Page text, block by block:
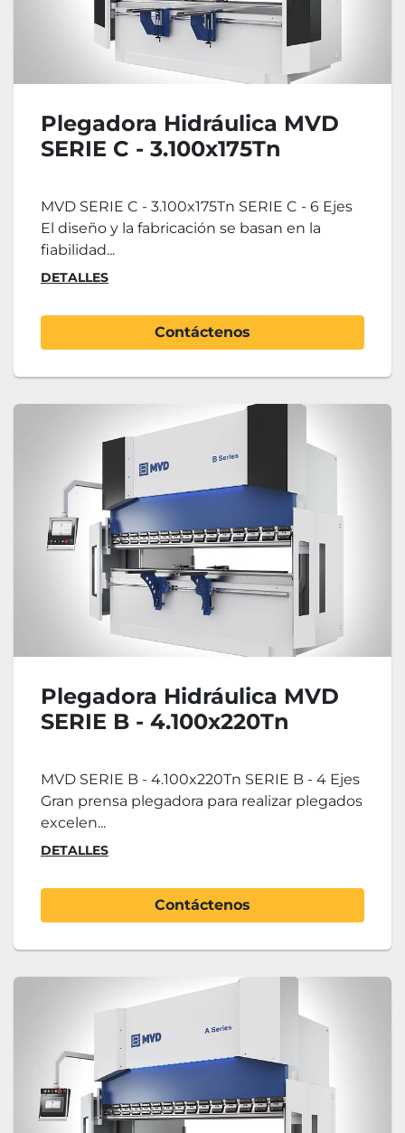
Plegadora Hidráulica MVD
SERIE C - 3.100x175Tn
MVD SERIE C - 3.100x175Tn SERIE C - 6 Ejes
El diseño y la fabricación se basan en la
fiabilidad...
DETALLES
Contáctenos
Plegadora Hidráulica MVD
SERIE B - 4.100x220Tn
MVD SERIE B - 4.100x220Tn SERIE B - 4 Ejes
Gran prensa plegadora para realizar plegados
excelen...
DETALLES
Contáctenos